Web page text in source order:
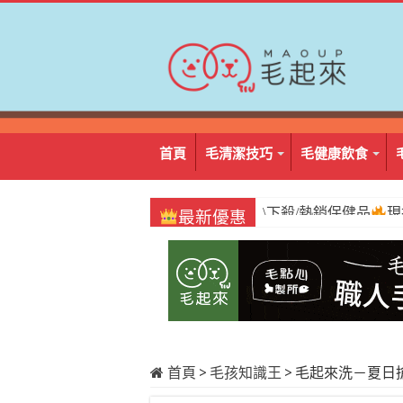
首頁 毛清潔技巧 毛健康飲食
最新優惠 \必囤/阿姆好棒棒
首頁 > 毛孩知識王 > 毛起來洗－夏日